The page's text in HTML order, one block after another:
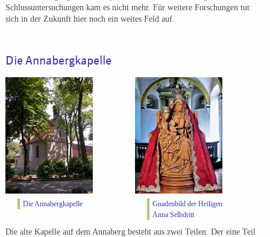
Schlussuntersuchungen kam es nicht mehr. Für weitere Forschungen tut
sich in der Zukunft hier noch ein weites Feld auf.
Die Annabergkapelle
Die Annabergkapelle
Gnadenbild der Heiligen
Anna Selbdritt
Die alte Kapelle auf dem Annaberg besteht aus zwei Teilen. Der eine Teil